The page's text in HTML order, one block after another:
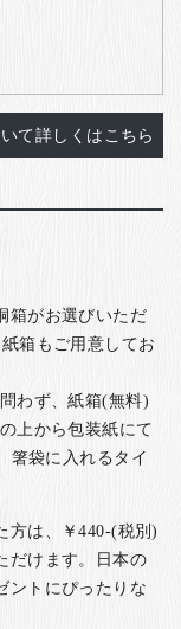
て詳しくはこちら
箱がお選びいただ
箱もご用意してお
わず、紙箱(無料)
上から包装紙にて
箸袋に入れるタイ
方は、￥440-(税別)
だけます。日本の
ントにぴったりな